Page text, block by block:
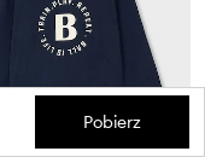
Pobierz